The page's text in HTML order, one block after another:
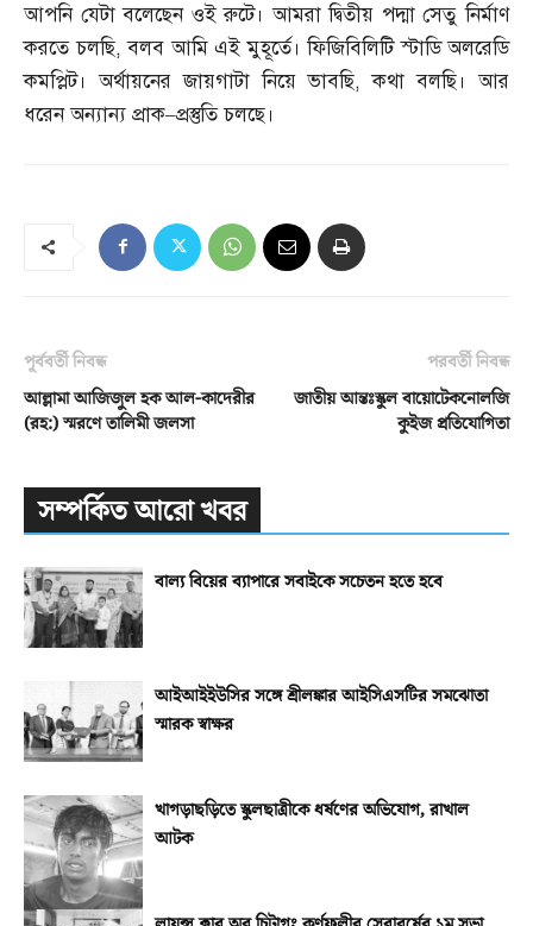
আপনি যেটা বলেছেন ওই রুটে। আমরা দ্বিতীয় পদ্মা সেতু নির্মাণ
করতে চলছি,বলব আমি এই মুহূর্তে। ফিজিবিলিটি স্টাডি অলরেডি
কমপ্লিট। অর্থায়নের জায়গাটা নিয়ে ভাবছি,কথা বলছি। আর
ধরেন অন্যান্য প্রাক–প্রস্তুতি চলছে।
পূর্ববর্তী নিবন্ধ
আল্লামা আজিজুল হক আল-কাদেরীর
(রহ:) স্মরণে তালিমী জলসা
পরবর্তী নিবন্ধ
জাতীয় আন্তঃস্কুল বায়োটেকনোলজি
কুইজ প্রতিযোগিতা
সম্পর্কিত আরো খবর
বাল্য বিয়ের ব্যাপারে সবাইকে সচেতন হতে হবে
আইআইইউসির সঙ্গে শ্রীলঙ্কার আইসিএসটির সমঝোতা
স্মারক স্বাক্ষর
খাগড়াছড়িতে স্কুলছাত্রীকে ধর্ষণের অভিযোগ, রাখাল
আটক